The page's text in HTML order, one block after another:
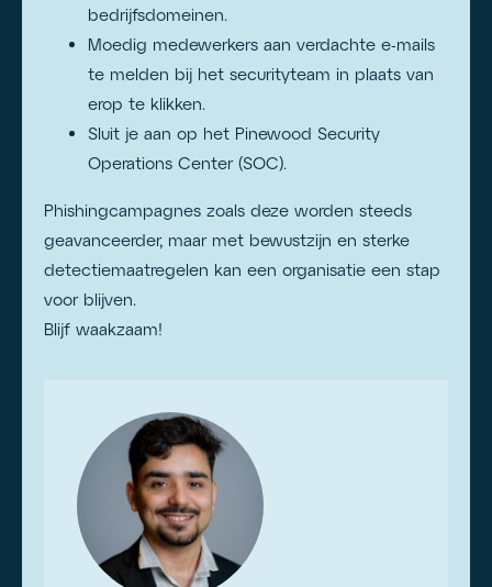
bedrijfsdomeinen.
Moedig medewerkers aan verdachte e-mails
te melden bij het securityteam in plaats van
erop te klikken.
Sluit je aan op het Pinewood Security
Operations Center (SOC).
Phishingcampagnes zoals deze worden steeds
geavanceerder, maar met bewustzijn en sterke
detectiemaatregelen kan een organisatie een stap
voor blijven.
Blijf waakzaam!